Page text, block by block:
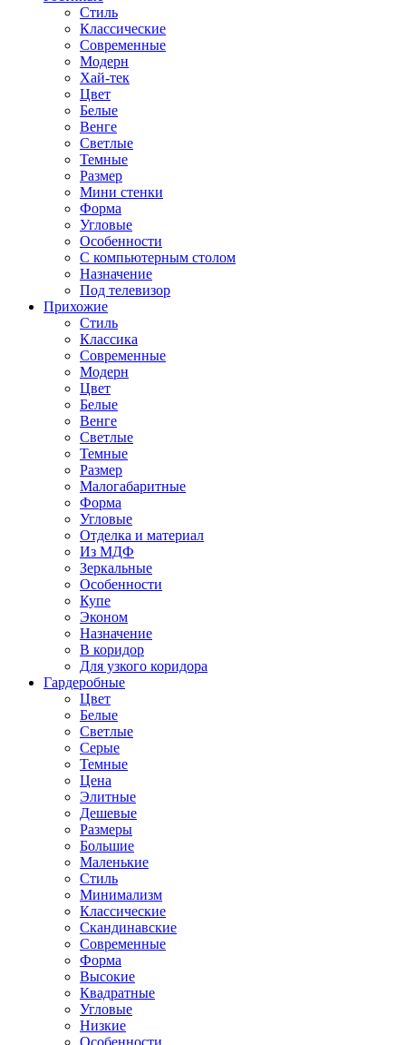
Стиль
Классические
Современные
Модерн
Хай-тек
Цвет
Белые
Венге
Светлые
Темные
Размер
Мини стенки
Форма
Угловые
Особенности
С компьютерным столом
Назначение
Под телевизор
Прихожие
Стиль
Классика
Современные
Модерн
Цвет
Белые
Венге
Светлые
Темные
Размер
Малогабаритные
Форма
Угловые
Отделка и материал
Из МДФ
Зеркальные
Особенности
Купе
Эконом
Назначение
В коридор
Для узкого коридора
Гардеробные
Цвет
Белые
Светлые
Серые
Темные
Цена
Элитные
Дешевые
Размеры
Большие
Маленькие
Стиль
Минимализм
Классические
Скандинавские
Современные
Форма
Высокие
Квадратные
Угловые
Низкие
Особенности